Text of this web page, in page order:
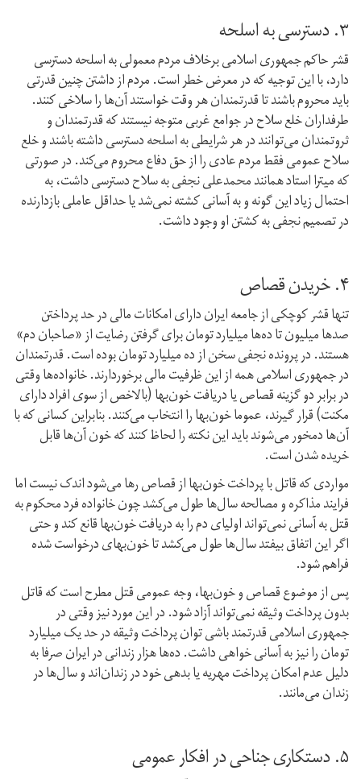
۳. دسترسی به اسلحه
قشر حاکم جمهوری اسلامی برخلاف مردم معمولی به اسلحه دسترسی
دارد، با این توجیه که در معرض خطر است. مردم از داشتن چنین قدرتی
باید محروم باشند تا قدرتمندان هر وقت خواستند آن‌ها را سلاخی کنند.
طرفداران خلع سلاح در جوامع غربی متوجه نیستند که قدرتمندان و
ثروتمندان می‌توانند در هر شرایطی به اسلحه دسترسی داشته باشند و خلع
سلاح عمومی فقط مردم عادی را از حق دفاع محروم می‌کند. در صورتی
که میترا استاد همانند محمدعلی نجفی به سلاح دسترسی داشت، به
احتمال زیاد این گونه و به آسانی کشته نمی‌شد یا حداقل عاملی بازدارنده
در تصمیم نجفی به کشتن او وجود داشت.
۴. خریدن قصاص
تنها قشر کوچکی از جامعه ایران دارای امکانات مالی در حد پرداختن
صدها میلیون تا ده‌ها میلیارد تومان برای گرفتن رضایت از «صاحبان دم»
هستند. در پرونده نجفی سخن از ده میلیارد تومان بوده است. قدرتمندان
در جمهوری اسلامی همه از این ظرفیت مالی برخوردارند. خانواده‌ها وقتی
در برابر دو گزینه قصاص یا دریافت خون‌بها (بالاخص از سوی افراد دارای
مکنت) قرار گیرند، عموما خون‌بها را انتخاب می‌کنند. بنابراین کسانی که با
آن‌ها دمخور می‌شوند باید این نکته را لحاظ کنند که خون آن‌ها قابل
خریده شدن است.
مواردی که قاتل با پرداخت خون‌بها از قصاص رها می‌شود اندک نیست اما
فرایند مذاکره و مصالحه سال‌ها طول می‌کشد چون خانواده فرد محکوم به
قتل به آسانی نمی‌تواند اولیای دم را به دریافت خون‌بها قانع کند و حتی
اگر این اتفاق بیفتد سال‌ها طول می‌کشد تا خون‌بهای درخواست شده
فراهم شود.
پس از موضوع قصاص و خون‌بها، وجه عمومی قتل مطرح است که قاتل
بدون پرداخت وثیقه نمی‌تواند آزاد شود. در این مورد نیز وقتی در
جمهوری اسلامی قدرتمند باشی توان پرداخت وثیقه در حد یک میلیارد
تومان را نیز به آسانی خواهی داشت. ده‌ها هزار زندانی در ایران صرفا به
دلیل عدم امکان پرداخت مهریه یا بدهی خود در زندان‌اند و سال‌ها در
زندان می‌مانند.
۵. دستکاری جناحی در افکار عمومی